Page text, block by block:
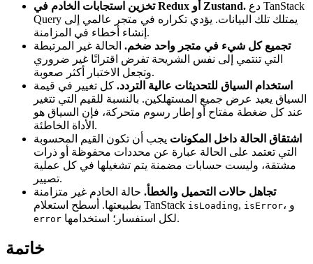
تخزين استجابات الخادم في Redux أو Zustand.
Query يمتلك تلك البيانات. يؤدي تكراره في متجر عالمي إلى
إنشاء أخطاء في المزامنة.
تجميع كل شيء في متجر واحد ضخم. الحالة غير المرتبطة
التي تنتمي إلى نفس الشريحة تفرض اقترانًا غير ضروري
وتجعل الاختبار أكثر صعوبة.
استخدام السياق للتحديثات عالية التردد. كل تغيير في قيمة
السياق يعيد عرض جميع المستهلكين. بالنسبة للقيم التي تتغير
عند كل ضغطة مفتاح أو إطار رسوم متحركة، فإن السياق هو
الأداة الخاطئة.
اشتقاق الحالة داخل المكونات يجب أن تكون القيم المحسوبة
التي تعتمد على الحالة عبارة عن محددات محفوظة أو ذرات
مشتقة، وليست حسابات مضمنة يتم تشغيلها في كل عملية
تصيير.
تجاهل حالات التحميل والخطأ. حالة الخادم غير متزامنة
بطبيعتها. أسطح استعلام TanStack isLoading, isError ، و
error لكل استفسار؛ استخدامها.
خاتمة